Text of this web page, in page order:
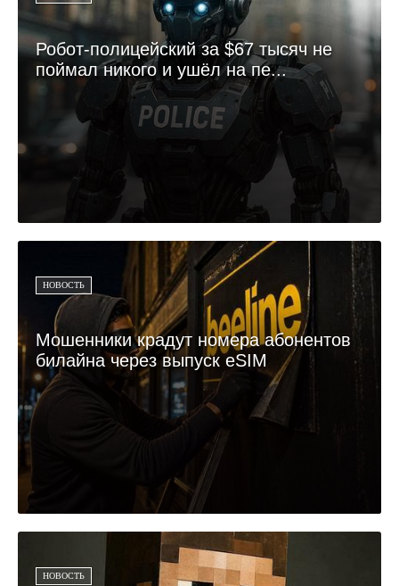
Робот-полицейский за $67 тысяч не
поймал никого и ушёл на пе...
НОВОСТЬ
Мошенники крадут номера абонентов
билайна через выпуск eSIM
НОВОСТЬ